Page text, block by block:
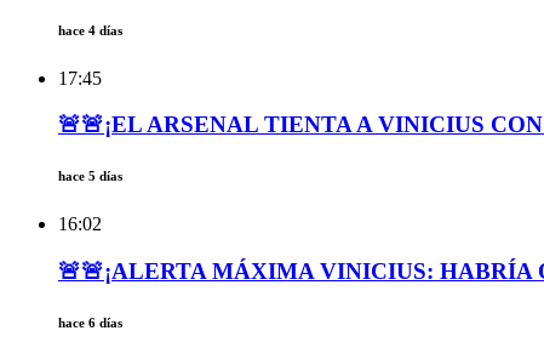
hace 4 días
17:45
🚨🚨¡EL ARSENAL TIENTA A VINICIUS
hace 5 días
16:02
🚨🚨¡ALERTA MÁXIMA VINICIUS: HABRÍA
hace 6 días